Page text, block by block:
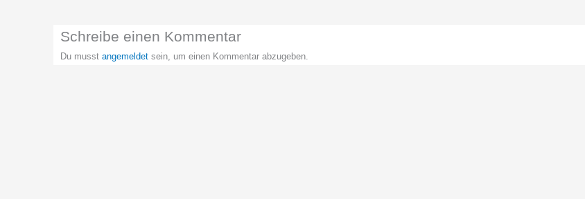
Schreibe einen Kommentar
Du musst angemeldet sein, um einen Kommentar abzugeben.